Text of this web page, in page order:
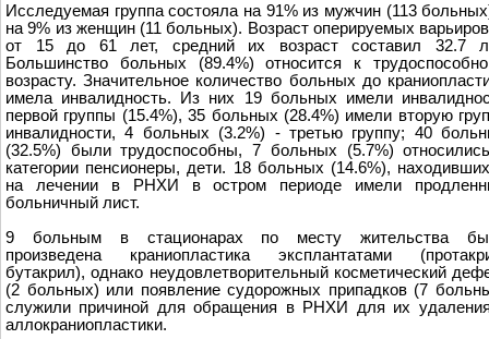
Исследуемая группа состояла на 91% из мужчин (113
на 9% из женщин (11 больных). Возраст оперируемых
от 15 до 61 лет, средний их возраст составил 32.7
Большинство больных (89.4%) относится к
возрасту. Значительное количество больных до
имела инвалидность. Из них 19 больных имели
первой группы (15.4%), 35 больных (28.4%) имели вторую
инвалидности, 4 больных (3.2%) - третью группу; 40
(32.5%) были трудоспособны, 7 больных (5.7%)
категории пенсионеры, дети. 18 больных (14.6%),
на лечении в РНХИ в остром периоде имели
больничный лист.
9 больным в стационарах по месту жительства
произведена краниопластика эксплантатами
бутакрил), однако неудовлетворительный косметический
(2 больных) или появление судорожных припадков (7
служили причиной для обращения в РНХИ для их
аллокраниопластики.